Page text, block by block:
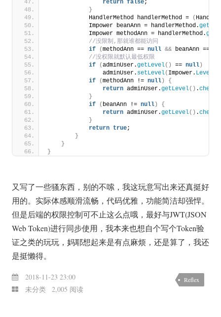
return false;
}
            HandlerMethod handlerMethod =
(
            Impower beanAnn = handlerMethod.
            Impower methodAnn = handlerMethod.
//没限制,那就谁都能访问
if
(methodAnn == null && beanAnn ==
//没权限就默认最低权限
if
(adminUser.getLevel() == null)
                adminUser.
setLevel( Impower. Level
if
(methodAnn != null)
{
return adminUser.getLevel() .check
}
if
( beanAnn != null)
{
return adminUser.getLevel() .check
}
return true;
}
}
}
又写了一些骚东西，别的不嗦，我这玩意写出来还真挺好
用的。实际体感顺滑流畅，代码优雅，功能简洁却强悍。
但是后端的权限控制可不止这么点哦，最好与JWT(JSON
Web Token)进行同步使用，我本来也想自个写个Token验
证之类的玩玩，妈耶想起来是有点麻烦，还是算了，我还
是挺懒得。
2018-11-23 23:00
未分类
2,005 阅读
Reflex